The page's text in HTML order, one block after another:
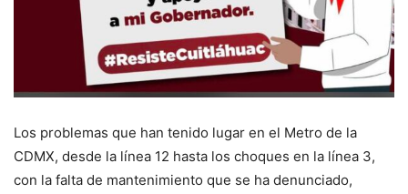
Los problemas que han tenido lugar en el Metro de la
CDMX, desde la línea 12 hasta los choques en la línea 3,
con la falta de mantenimiento que se ha denunciado,